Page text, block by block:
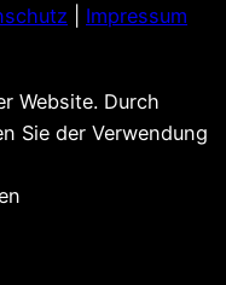
Impressum
Website. Durch
Sie der Verwendung